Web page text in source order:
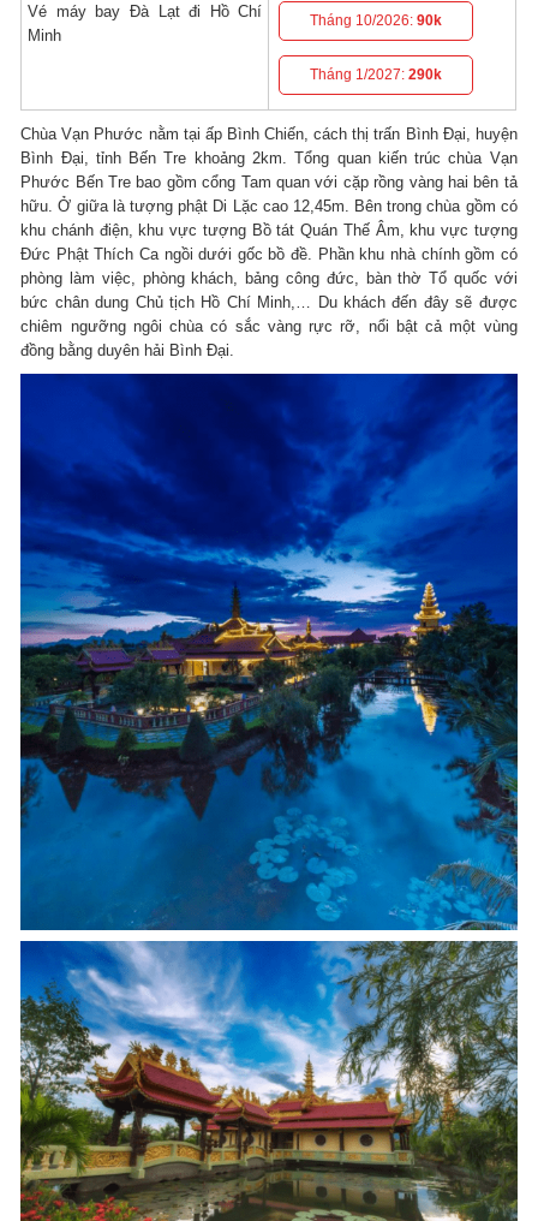
Vé máy bay Đà Lạt đi Hồ Chí
Minh
Tháng 10/2026:90k
Tháng 1/2027:290k
Chùa Vạn Phước nằm tại ấp Bình Chiến, cách thị trấn Bình Đại, huyện
Bình Đại, tỉnh Bến Tre khoảng 2km. Tổng quan kiến trúc chùa Vạn
Phước Bến Tre bao gồm cổng Tam quan với cặp rồng vàng hai bên tả
hữu. Ở giữa là tượng phật Di Lặc cao 12,45m. Bên trong chùa gồm có
khu chánh điện, khu vực tượng Bồ tát Quán Thế Âm, khu vực tượng
Đức Phật Thích Ca ngồi dưới gốc bồ đề. Phần khu nhà chính gồm có
phòng làm việc, phòng khách, bảng công đức, bàn thờ Tổ quốc với
bức chân dung Chủ tịch Hồ Chí Minh,… Du khách đến đây sẽ được
chiêm ngưỡng ngôi chùa có sắc vàng rực rỡ, nổi bật cả một vùng
đồng bằng duyên hải Bình Đại.